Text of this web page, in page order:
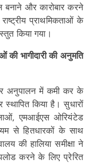
और कारोबार करने
प्राथमिकताओं के
किया गया।
की भागीदारी की अनुमति
अनुपालन में कमी कर के
किया है। सुधारों
एमआईएस ओरियंटेड
से हितधारकों के साथ
की हालिया समीक्षा ने
करने के लिए प्रेरित